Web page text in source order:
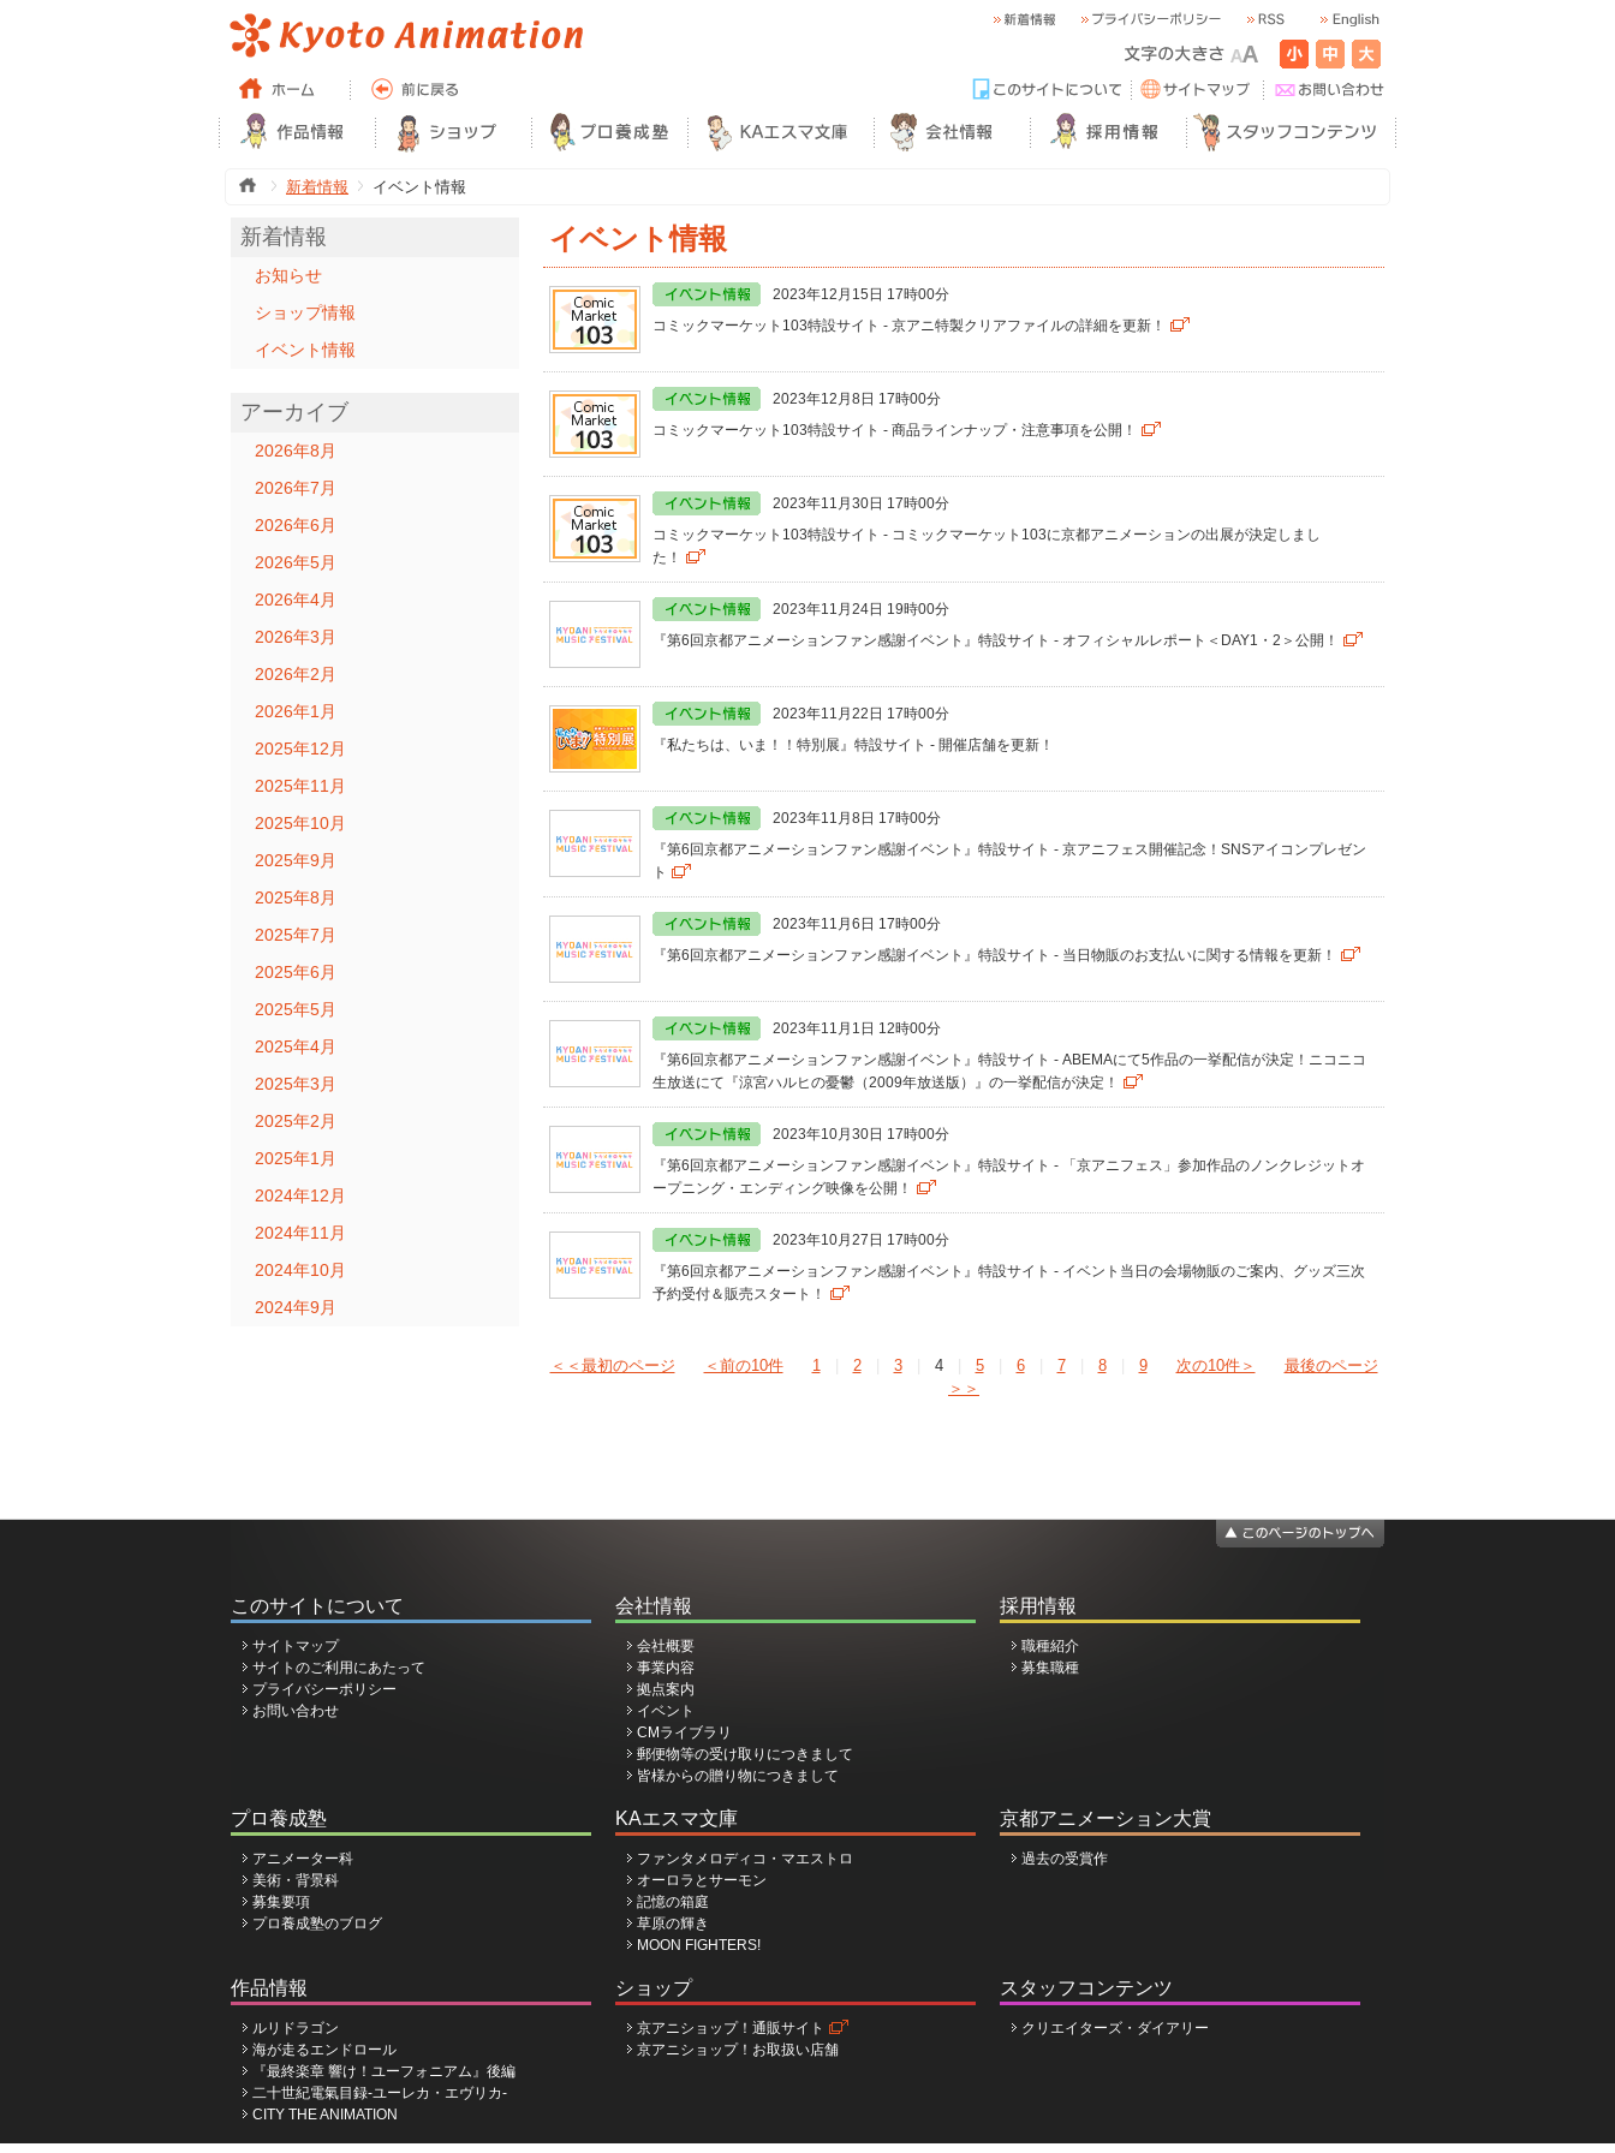
新着情報 イベント情報
新着情報
お知らせ
ショップ情報
イベント情報
アーカイブ
2026年8月
2026年7月
2026年6月
2026年5月
2026年4月
2026年3月
2026年2月
2026年1月
2025年12月
2025年11月
2025年10月
2025年9月
2025年8月
2025年7月
2025年6月
2025年5月
2025年4月
2025年3月
2025年2月
2025年1月
2024年12月
2024年11月
2024年10月
2024年9月
イベント情報
2023年12月15日 17時00分
コミックマーケット103特設サイト - 京アニ特製クリアファイルの詳細を更新！
2023年12月8日 17時00分
コミックマーケット103特設サイト - 商品ラインナップ・注意事項を公開！
2023年11月30日 17時00分
コミックマーケット103特設サイト - コミックマーケット103に京都アニメーションの出展が決定しまし
た！
2023年11月24日 19時00分
『第6回京都アニメーションファン感謝イベント』特設サイト - オフィシャルレポート＜DAY1・2＞公開！
2023年11月22日 17時00分
『私たちは、いま！！特別展』特設サイト - 開催店舗を更新！
2023年11月8日 17時00分
『第6回京都アニメーションファン感謝イベント』特設サイト - 京アニフェス開催記念！SNSアイコンプレゼン
ト
2023年11月6日 17時00分
『第6回京都アニメーションファン感謝イベント』特設サイト - 当日物販のお支払いに関する情報を更新！
2023年11月1日 12時00分
『第6回京都アニメーションファン感謝イベント』特設サイト - ABEMAにて5作品の一挙配信が決定！ニコニコ
生放送にて『涼宮ハルヒの憂鬱（2009年放送版）』の一挙配信が決定！
2023年10月30日 17時00分
『第6回京都アニメーションファン感謝イベント』特設サイト - 「京アニフェス」参加作品のノンクレジットオ
ープニング・エンディング映像を公開！
2023年10月27日 17時00分
『第6回京都アニメーションファン感謝イベント』特設サイト - イベント当日の会場物販のご案内、グッズ三次
予約受付＆販売スタート！
＜＜最初のページ ＜前の10件 1| 2| 3| 4| 5| 6| 7| 8| 9 次の10件＞
最後のページ
＞＞
このサイトについて
サイトマップ
サイトのご利用にあたって
プライバシーポリシー
お問い合わせ
会社情報
会社概要
事業内容
拠点案内
イベント
CMライブラリ
郵便物等の受け取りにつきまして
皆様からの贈り物につきまして
採用情報
職種紹介
募集職種
プロ養成塾
アニメーター科
美術・背景科
募集要項
プロ養成塾のブログ
KAエスマ文庫
ファンタメロディコ・マエストロ
オーロラとサーモン
記憶の箱庭
草原の輝き
MOON FIGHTERS!
京都アニメーション大賞
過去の受賞作
作品情報
ルリドラゴン
海が走るエンドロール
『最終楽章 響け！ユーフォニアム』後編
二十世紀電氣目録-ユーレカ・エヴリカ-
CITY THE ANIMATION
ショップ
京アニショップ！通販サイト
京アニショップ！お取扱い店舗
スタッフコンテンツ
クリエイターズ・ダイアリー